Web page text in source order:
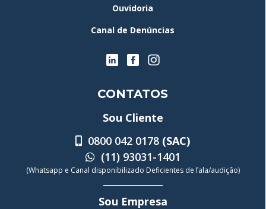
Ouvidoria
Canal de Denúncias
CONTATOS
Sou Cliente
0800 042 0178 (SAC)
(11) 93031-1401
(Whatsapp e Canal disponibilizado Deficientes de fala/audição)
Sou Empresa